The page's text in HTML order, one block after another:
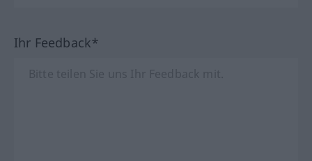
Ihr Feedback*